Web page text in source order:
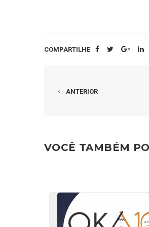
COMPARTILHE
ANTERIOR
VOCÊ TAMBÉM